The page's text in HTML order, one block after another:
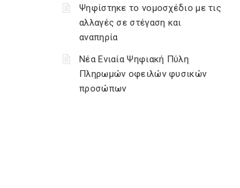
Ψηφίστηκε το νομοσχέδιο με τις
αλλαγές σε στέγαση και
αναπηρία
Νέα Ενιαία Ψηφιακή Πύλη
Πληρωμών οφειλών φυσικών
προσώπων